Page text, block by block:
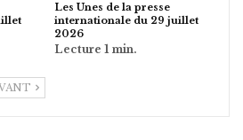
Les Unes de la presse
internationale du 29 juillet
2026